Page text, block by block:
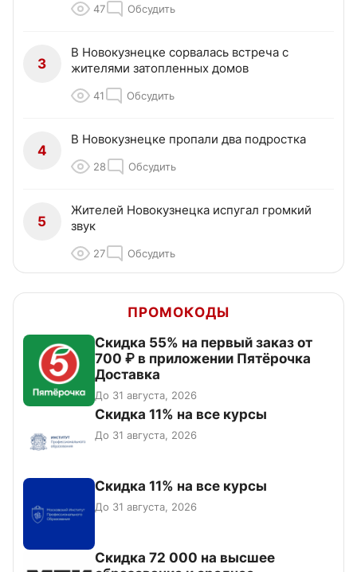
47 Обсудить
3
В Новокузнецке сорвалась встреча с
жителями затопленных домов
41 Обсудить
4
В Новокузнецке пропали два подростка
28 Обсудить
5
Жителей Новокузнецка испугал громкий
звук
27 Обсудить
ПРОМОКОДЫ
Скидка 55% на первый заказ от
700 ₽ в приложении Пятёрочка
Доставка
До 31 августа, 2026
Скидка 11% на все курсы
До 31 августа, 2026
Скидка 11% на все курсы
До 31 августа, 2026
Скидка 72 000 на высшее